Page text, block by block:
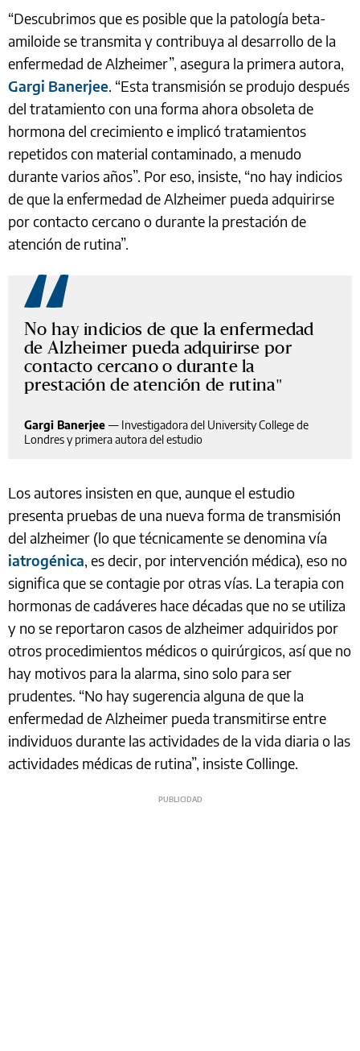
“Descubrimos que es posible que la patología beta-
amiloide se transmita y contribuya al desarrollo de la
enfermedad de Alzheimer”, asegura la primera autora,
Gargi Banerjee. “Esta transmisión se produjo después
del tratamiento con una forma ahora obsoleta de
hormona del crecimiento e implicó tratamientos
repetidos con material contaminado, a menudo
durante varios años”. Por eso, insiste, “no hay indicios
de que la enfermedad de Alzheimer pueda adquirirse
por contacto cercano o durante la prestación de
atención de rutina”.
No hay indicios de que la enfermedad
de Alzheimer pueda adquirirse por
contacto cercano o durante la
prestación de atención de rutina
Gargi Banerjee — Investigadora del University College de
Londres y primera autora del estudio
Los autores insisten en que, aunque el estudio
presenta pruebas de una nueva forma de transmisión
del alzheimer (lo que técnicamente se denomina vía
iatrogénica, es decir, por intervención médica), eso no
significa que se contagie por otras vías. La terapia con
hormonas de cadáveres hace décadas que no se utiliza
y no se reportaron casos de alzheimer adquiridos por
otros procedimientos médicos o quirúrgicos, así que no
hay motivos para la alarma, sino solo para ser
prudentes. “No hay sugerencia alguna de que la
enfermedad de Alzheimer pueda transmitirse entre
individuos durante las actividades de la vida diaria o las
actividades médicas de rutina”, insiste Collinge.